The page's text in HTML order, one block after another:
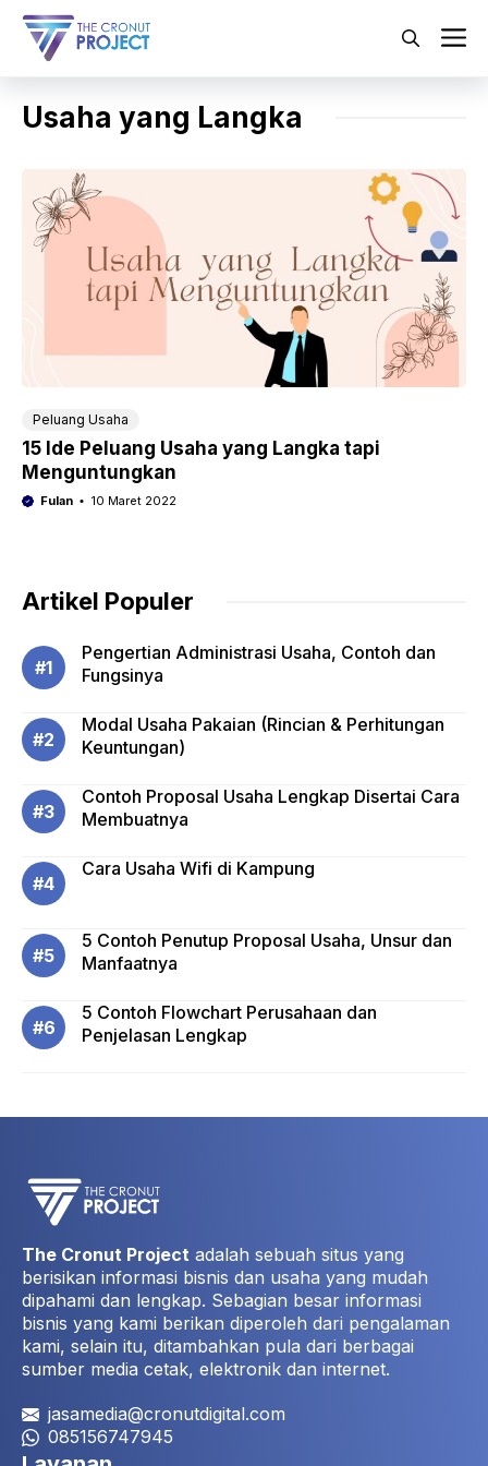
Langsung
Usaha yang Langka
Peluang Usaha
15 Ide Peluang Usaha yang Langka tapi
Menguntungkan
Fulan 10 Maret 2022
Artikel Populer
Pengertian Administrasi Usaha, Contoh dan
Fungsinya
Modal Usaha Pakaian (Rincian & Perhitungan
Keuntungan)
Contoh Proposal Usaha Lengkap Disertai Cara
Membuatnya
Cara Usaha Wifi di Kampung
5 Contoh Penutup Proposal Usaha, Unsur dan
Manfaatnya
5 Contoh Flowchart Perusahaan dan
Penjelasan Lengkap
The Cronut Project adalah sebuah situs yang
berisikan informasi bisnis dan usaha yang mudah
dipahami dan lengkap. Sebagian besar informasi
bisnis yang kami berikan diperoleh dari pengalaman
kami, selain itu, ditambahkan pula dari berbagai
sumber media cetak, elektronik dan internet.
jasamedia@cronutdigital.com
085156747945